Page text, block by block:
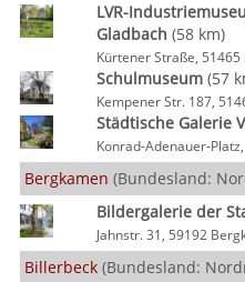
LVR-
Gladbach (58 km)
Kürtener Straße,
Schulmuseum(57
Kempener Str. 187,
Städtische Galerie
Konrad-Adenauer-
Bergkamen (Bundesland:
Bildergalerie der
Jahnstr. 31, 59192
Billerbeck (Bundesland: